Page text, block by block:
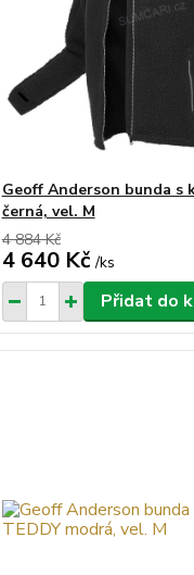
Geoff Anderson bunda s
černá, vel. M
4 884 Kč
4 640 Kč /ks
Přidat do